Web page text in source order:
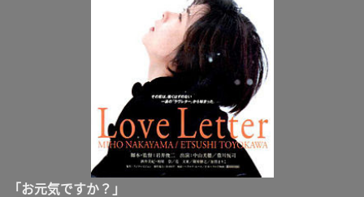
「お元気ですか？」